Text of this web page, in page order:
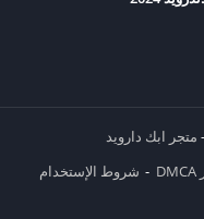
متجر ابك دارويد
شروط الإستخدام